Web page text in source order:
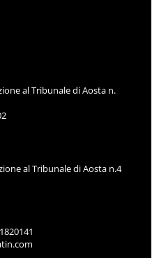
al Tribunale di Aosta n.
al Tribunale di Aosta n.4